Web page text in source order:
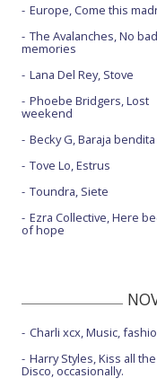
Europe, Come this
The Avalanches, No bad
memories
Lana Del Rey, Stove
Phoebe Bridgers, Lost
weekend
Becky G, Baraja bendita
Tove Lo, Estrus
Toundra, Siete
Ezra Collective, Here
of hope
Charli xcx, Music,
Harry Styles, Kiss all
Disco, occasionally.